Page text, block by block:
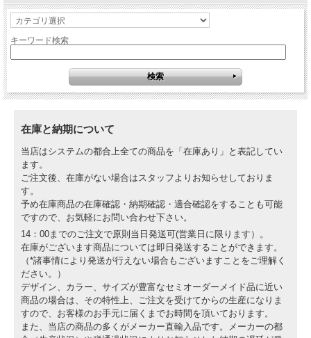
キーワード検索
在庫と納期について
当店はシステムの都合上全ての商品を「在庫あり」と表記してい
ます。
ご注文後、在庫がない場合はスタッフよりお知らせしておりま
す。
予め在庫商品の在庫確認・納期確認・適合確認をすることも可能
ですので、お気軽にお問い合わせ下さい。
14：00までのご注文で原則当日発送可(営業日に限ります）。
在庫がございます商品については即日発送することができます。
（*諸事情により発送が行えない場合もございますことをご理解く
ださい。）
デザイン、カラー、サイズが豊富なセミオーダーメイド品に近い
商品の場合は、その特性上、ご注文を受けてからの生産になりま
すので、お客様のお手元に届くまでお時間を頂いております。
また、当店の商品の多くがメーカー直輸入品です。メーカーの都